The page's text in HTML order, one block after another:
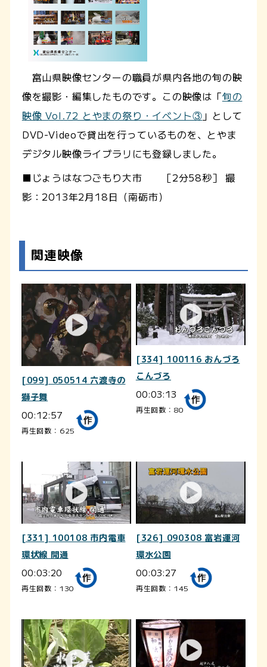
富山県映像センターの職員が県内各地の旬の映
像を撮影・編集したものです。この映像は「旬の
映像 Vol.72 とやまの祭り・イベント③ 」として
DVD-Videoで貸出を行っているものを、とやま
デジタル映像ライブラリにも登録しました。
■じょうはなつごもり大市 ［2分58秒］ 撮
影：2013年2月18日（南砺市）
関連映像
[099] 050514 六渡寺の
獅子舞
00:12:57
再生回数：625
[334] 100116 おんづろ
こんづろ
00:03:13
再生回数：80
[331] 100108 市内電車
環状線 開通
00:03:20
再生回数：130
[326] 090308 富岩運河
環水公園
00:03:27
再生回数：145